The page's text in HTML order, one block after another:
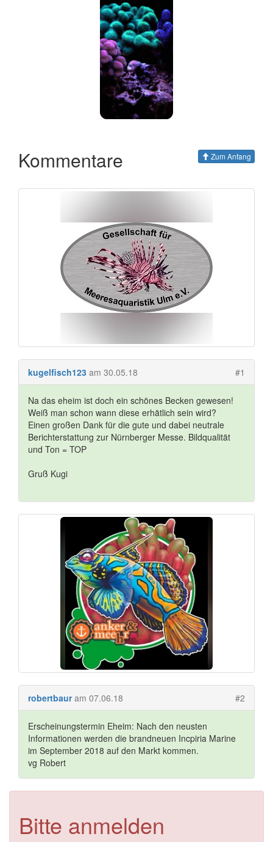
Kommentare Zum Anfang
kugelfisch123 am 30.05.18 #1
Na das eheim ist doch ein schönes Becken gewesen!
Weiß man schon wann diese erhätlich sein wird?
Einen großen Dank für die gute und dabei neutrale
Berichterstattung zur Nürnberger Messe. Bildqualität
und Ton = TOP
Gruß Kugi
robertbaur am 07.06.18 #2
Erscheinungstermin Eheim: Nach den neusten
Informationen werden die brandneuen Incpiria Marine
im September 2018 auf den Markt kommen.
vg Robert
Bitte anmelden